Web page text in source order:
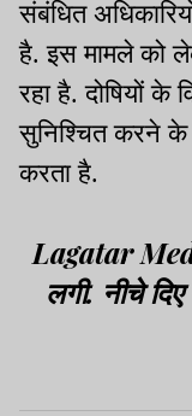
संबंधित
है. इस मामले को
रहा है. दोषियों के
सुनिश्चित करने के
करता है.
Lagatar
लगी. नीचे